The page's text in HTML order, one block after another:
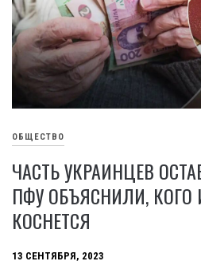
ОБЩЕСТВО
ЧАСТЬ УКРАИНЦЕВ
ПФУ ОБЪЯСНИЛИ, КОГО
КОСНЕТСЯ
13 СЕНТЯБРЯ, 2023